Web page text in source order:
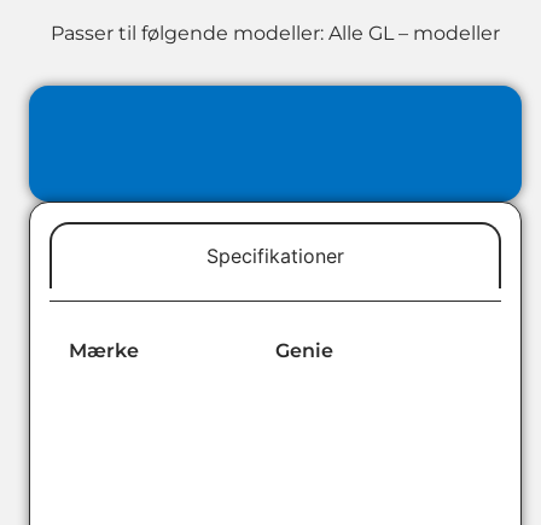
Passer til følgende modeller: Alle GL – modeller
Specifikationer
Mærke Genie